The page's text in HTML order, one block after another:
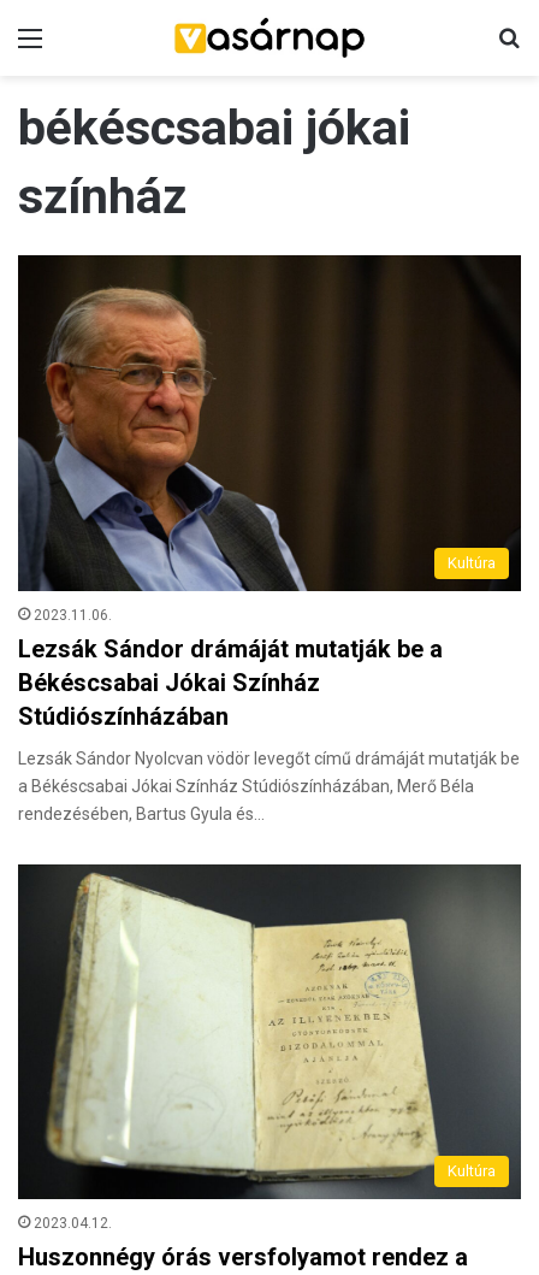
békéscsabai jókai
színház
Kultúra
2023.11.06.
Lezsák Sándor drámáját mutatják be a
Békéscsabai Jókai Színház
Stúdiószínházában
Lezsák Sándor Nyolcvan vödör levegőt című drámáját mutatják be
a Békéscsabai Jókai Színház Stúdiószínházában, Merő Béla
rendezésében, Bartus Gyula és…
Kultúra
2023.04.12.
Huszonnégy órás versfolyamot rendez a